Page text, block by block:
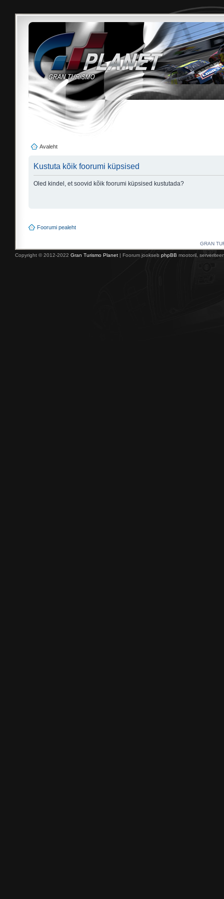
Avaleht
Kustuta kõik foorumi küpsised
Oled kindel, et soovid kõik foorumi küpsised kustutada?
Foorumi pealeht
GRAN
Copyright © 2012-2022 Gran Turismo Planet | Foorum jookseb phpBB mootoril,